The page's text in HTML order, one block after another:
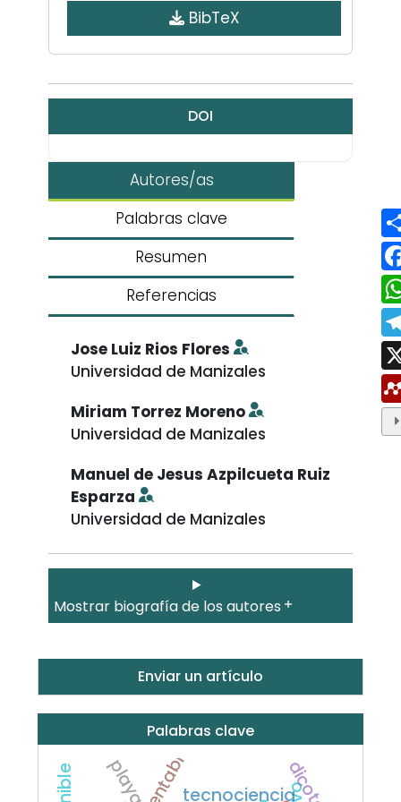
BibTeX
DOI
Autores/as
Palabras clave
Resumen
Referencias
Jose Luiz Rios Flores
Universidad de Manizales
Miriam Torrez Moreno
Universidad de Manizales
Manuel de Jesus Azpilcueta Ruiz
Esparza
Universidad de Manizales
Mostrar biografía de los autores
Enviar un artículo
Palabras clave
tecnociencia
playa